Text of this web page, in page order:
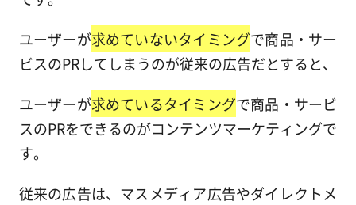
ユーザーが求めていないタイミングで商品・サー
ビスのPRしてしまうのが従来の広告だとすると、
ユーザーが求めているタイミングで商品・サービ
スのPRをできるのがコンテンツマーケティングで
す。
従来の広告は、マスメディア広告やダイレクトメ